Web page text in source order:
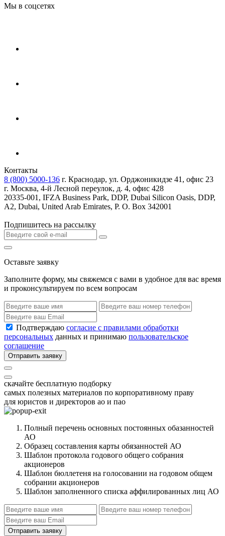
Мы в соцсетях
Контакты
8 (800) 5000-136 г. Краснодар, ул. Орджоникидзе 41, офис 23
г. Москва, 4-й Лесной переулок, д. 4, офис 428
20335-001, IFZA Business Park, DDP, Dubai Silicon Oasis, DDP,
A2, Dubai, United Arab Emirates, P. O. Box 342001
Подпишитесь на рассылку
Оставьте заявку
Заполните форму, мы свяжемся с вами в удобное для вас время
и проконсультируем по всем вопросам
Подтверждаю согласие с правилами обработки
персональных данных и принимаю пользовательское
соглашение
Отправить заявку
скачайте бесплатную подборку
самых полезных материалов по корпоративному праву
для юристов и директоров ао и пао
Полный перечень основных постоянных обазанностей
АО
Образец составления карты обязанностей АО
Шаблон протокола годового общего собрания
акционеров
Шаблон бюллетеня на голосовании на годовом общем
собрании акционеров
Шаблон заполненного списка аффилированных лиц АО
Отправить заявку